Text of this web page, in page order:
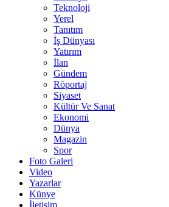
Teknoloji
Yerel
Tanıtım
İş Dünyası
Yatırım
İlan
Gündem
Röportaj
Siyaset
Kültür Ve Sanat
Ekonomi
Dünya
Magazin
Spor
Foto Galeri
Video
Yazarlar
Künye